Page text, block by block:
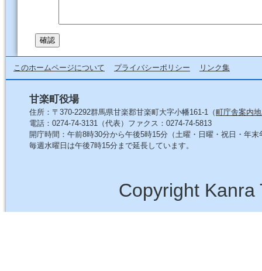
このホームページについて プライバシーポリシー リンク集
甘楽町役場
住所：〒370-2292群馬県甘楽郡甘楽町大字小幡161-1（町庁舎案内
電話：0274-74-3131（代表）ファクス：0274-74-5813
開庁時間：午前8時30分から午後5時15分（土曜・日曜・祝日・年末
毎週水曜日は午後7時15分まで延長しています。
Copyright Kanra